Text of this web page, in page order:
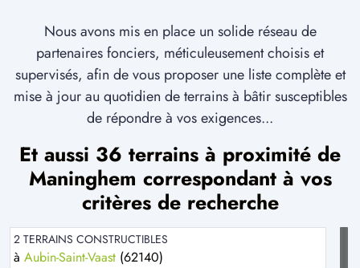
Nous avons mis en place un solide réseau de
partenaires fonciers, méticuleusement choisis et
supervisés, afin de vous proposer une liste complète et
mise à jour au quotidien de terrains à bâtir susceptibles
de répondre à vos exigences...
Et aussi 36 terrains à proximité de
Maninghem correspondant à vos
critères de recherche
2 TERRAINS CONSTRUCTIBLES
à Aubin-Saint-Vaast (62140)